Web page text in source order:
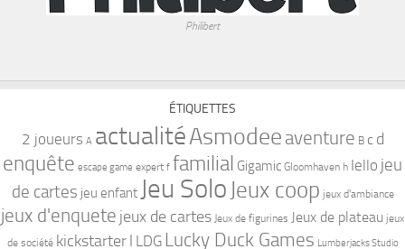
Philibert
ÉTIQUETTES
2 joueurs A actualitéAsmodee aventure B c d
enquête escape game expert f familial Gigamic Gloomhaven h Iello jeu
de cartes jeu enfant Jeu Solo Jeux coop jeux d'ambiance
jeux d'enquete jeux de cartes Jeux de figurines Jeux de plateau jeux
de société kickstarter l LDG Lucky Duck Games Lumberjacks Studio